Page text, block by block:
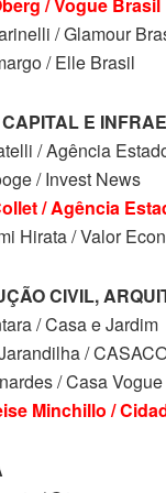
/ Glamour
/ Elle Brasil
E
/ Agência
/ Invest News
/ Agência
Hirata / Valor
CIVIL,
/ Casa e Jardim
/
/ Casa
Minchillo /